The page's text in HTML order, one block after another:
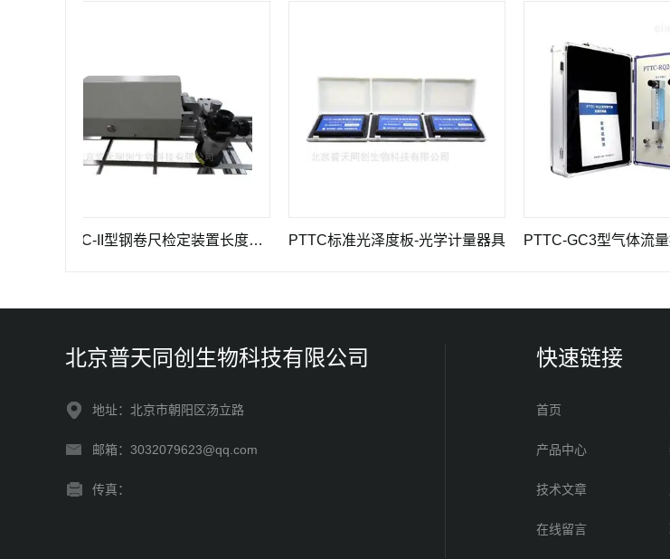
PTTC-II型钢卷尺检定装置长度计量仪器 PTTC标准光泽度板-光学计量器具
北京普天同创生物科技有限公司
地址：北京市朝阳区汤立路
邮箱：3032079623@qq.com
传真：
快速链接
首页
产品中心
技术文章
在线留言